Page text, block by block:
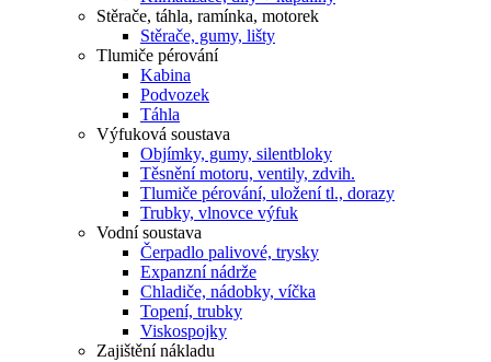
Stěrače, táhla, ramínka, motorek
Stěrače, gumy, lišty
Tlumiče pérování
Kabina
Podvozek
Táhla
Výfuková soustava
Objímky, gumy, silentbloky
Těsnění motoru, ventily, zdvih.
Tlumiče pérování, uložení tl., dorazy
Trubky, vlnovce výfuk
Vodní soustava
Čerpadlo palivové, trysky
Expanzní nádrže
Chladiče, nádobky, víčka
Topení, trubky
Viskospojky
Zajištění nákladu